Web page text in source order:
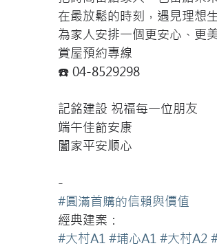
在最放鬆的時刻，遇見理想
為家人安排一個更安心、更
賞屋預約專線
☎️ 04-8529298
記銘建設 祝福每一位朋友
端午佳節安康
闔家平安順心
-
#圓滿首購的信賴與價值
經典建案：
#大村A1 #埔心A1 #大村A2